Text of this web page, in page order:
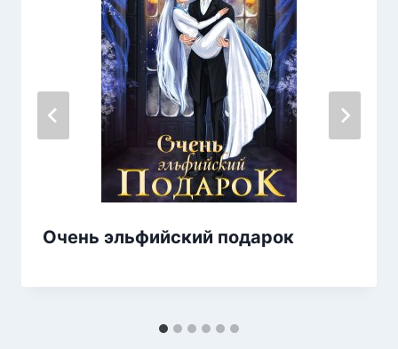
Очень эльфийский подарок